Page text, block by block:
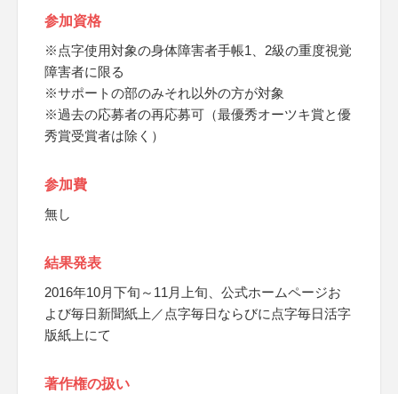
参加資格
※点字使用対象の身体障害者手帳1、2級の重度視覚
障害者に限る
※サポートの部のみそれ以外の方が対象
※過去の応募者の再応募可（最優秀オーツキ賞と優
秀賞受賞者は除く）
参加費
無し
結果発表
2016年10月下旬～11月上旬、公式ホームページお
よび毎日新聞紙上／点字毎日ならびに点字毎日活字
版紙上にて
著作権の扱い